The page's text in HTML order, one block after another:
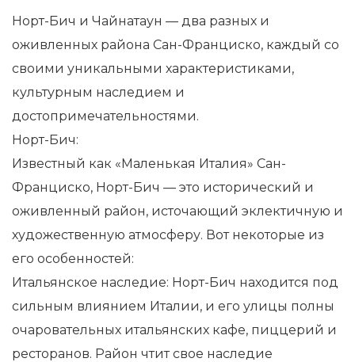
Норт-Бич и Чайнатаун ​​— два разных и
оживленных района Сан-Франциско, каждый со
своими уникальными характеристиками,
культурным наследием и
достопримечательностями.
Норт-Бич:
Известный как «Маленькая Италия» Сан-
Франциско, Норт-Бич — это исторический и
оживленный район, источающий эклектичную и
художественную атмосферу. Вот некоторые из
его особенностей:
Итальянское наследие: Норт-Бич находится под
сильным влиянием Италии, и его улицы полны
очаровательных итальянских кафе, пиццерий и
ресторанов. Район чтит свое наследие